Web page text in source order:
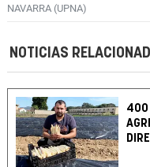
NAVARRA (UPNA)
NOTICIAS
400